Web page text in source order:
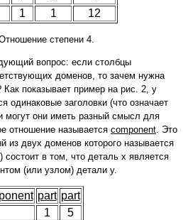
1 1 12
степени 4.
вопрос: если столбцы
доменов, то зачем нужна
Как показывает пример на рис. 2, у
одинаковые заголовки (что означает
могут они иметь разный смысл для
отношение называется component. Это
из двух доменов которого называется
состоит в том, что деталь x является
(или узлом) детали y.
part part
1
5